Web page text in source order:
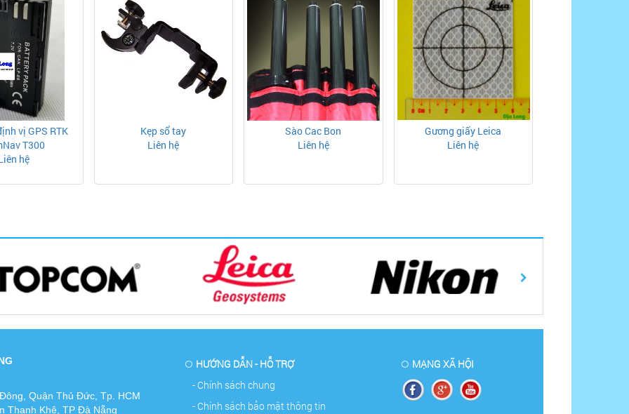
vị GPS RTK
T300
hệ
Kẹp sổ tay
Liên hệ
Sào Cac Bon
Liên hệ
Gương giấy Leica
Liên hệ
Quận Thủ Đức, Tp. HCM
Thanh Khê, TP Đà Nẵng
HƯỚNG DẪN - HỖ TRỢ
- Chính sách chung
- Chính sách bảo mật thông tin
MẠNG XÃ HỘI